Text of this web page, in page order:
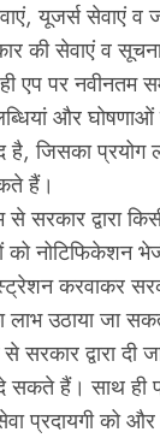
यूजर्स सेवाएं व
की सेवाएं व
एप पर नवीनतम
और घोषणाओं
है, जिसका प्रयोग
हैं।
सरकार द्वारा
को नोटिफिकेशन
करवाकर
लाभ उठाया जा
द्वारा दी
सकते हैं। साथ ही
प्रदायगी को